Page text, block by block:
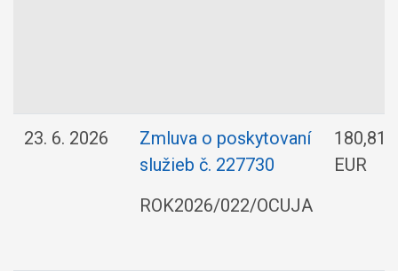
23. 6. 2026
Zmluva o poskytovaní
služieb č. 227730
ROK2026/022/OCUJA
180,81
EUR